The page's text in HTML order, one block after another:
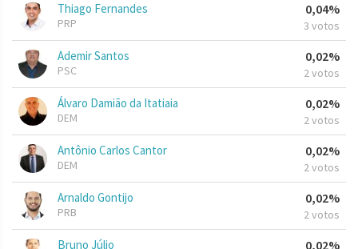
Thiago Fernandes
PRP
0,04%
3 votos
Ademir Santos
PSC
0,02%
2 votos
Álvaro Damião da Itatiaia
DEM
0,02%
2 votos
Antônio Carlos Cantor
DEM
0,02%
2 votos
Arnaldo Gontijo
PRB
0,02%
2 votos
Bruno Júlio 0,02%